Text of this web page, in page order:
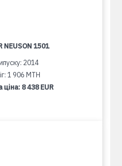
NEUSON 1501
2014
1 906 MTH
ціна: 8 438 EUR